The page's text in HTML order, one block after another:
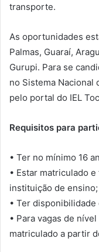
transporte.
As oportunidades
Palmas, Guaraí,
Gurupi. Para se
no Sistema Nacional
pelo portal do IEL
Requisitos para
• Ter no mínimo 16
• Estar matriculado
instituição de ensino;
• Ter disponibilidade
• Para vagas de
matriculado a partir